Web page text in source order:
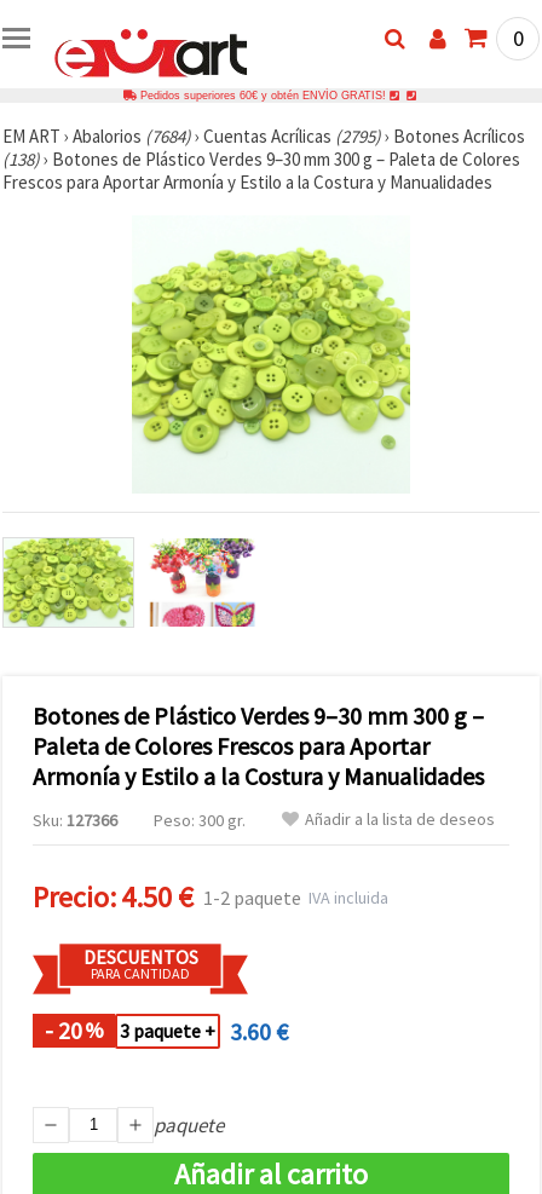
0
Pedidos superiores 60€ y obtén ENVÍO GRATIS!
EM ART › Abalorios (7684)› Cuentas Acrílicas (2795)› Botones Acrílicos
(138)› Botones de Plástico Verdes 9–30 mm 300 g – Paleta de Colores
Frescos para Aportar Armonía y Estilo a la Costura y Manualidades
Botones de Plástico Verdes 9–30 mm 300 g –
Paleta de Colores Frescos para Aportar
Armonía y Estilo a la Costura y Manualidades
Sku: 127366 Peso: 300 gr. Añadir a la lista de deseos
Precio:4.50 € 1-2 paquete IVA incluida
DESCUENTOS
PARA CANTIDAD
- 20% 3 paquete + 3.60 €
paquete
Añadir al carrito